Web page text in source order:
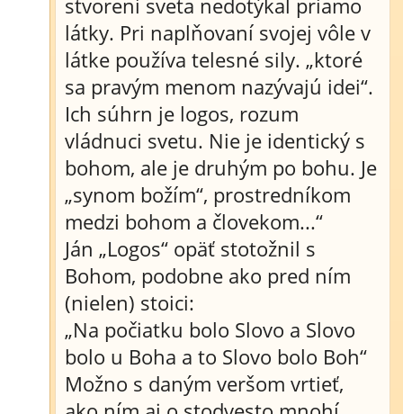
stvorení sveta nedotýkal priamo
látky. Pri naplňovaní svojej vôle v
látke používa telesné sily. „ktoré
sa pravým menom nazývajú idei“.
Ich súhrn je logos, rozum
vládnuci svetu. Nie je identický s
bohom, ale je druhým po bohu. Je
„synom božím“, prostredníkom
medzi bohom a človekom...“
Ján „Logos“ opäť stotožnil s
Bohom, podobne ako pred ním
(nielen) stoici:
„Na počiatku bolo Slovo a Slovo
bolo u Boha a to Slovo bolo Boh“
Možno s daným veršom vrtieť,